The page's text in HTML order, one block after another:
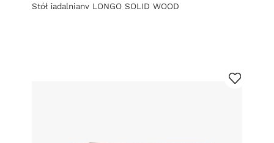
Stół jadalniany LONGO SOLID WOOD